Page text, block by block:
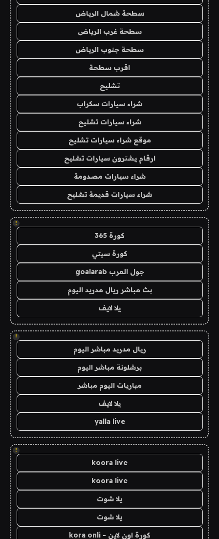
سطحة شمال الرياض
سطحة غرب الرياض
سطحة جنوب الرياض
اقرب سطحة
تشليح
شراء سيارات سكراب
شراء سيارات تشليح
موقع شراء سيارات تشليح
ارقام يشترون سيارات تشليح
شراء سيارات مصدومة
شراء سيارات قديمة تشليح
!
كورة 365
كورة سيتي
جول العرب goalarab
بث مباشر ريال مدريد اليوم
يلا لايف
!
ريال مدريد مباشر اليوم
برشلونة مباشر اليوم
مباريات اليوم مباشر
يلا لايف
yalla live
!
koora live
koora live
يلا شوت
يلا شوت
كورة اون لاين - kora onli